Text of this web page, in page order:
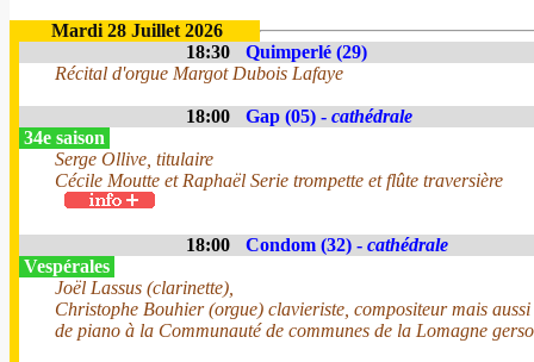
Mardi 28 Juillet 2026
18:30
Quimperlé (29)
Récital d'orgue Margot Dubois Lafaye
18:00 Gap (05) - cathédrale
34e saison
Serge Ollive, titulaire
Cécile Moutte et Raphaël Serie trompette et flûte traversière
18:00 Condom (32) - cathédrale
Vespérales
Joël Lassus (clarinette),
Christophe Bouhier (orgue) clavieriste, compositeur mais aussi
de piano à la Communauté de communes de la Lomagne